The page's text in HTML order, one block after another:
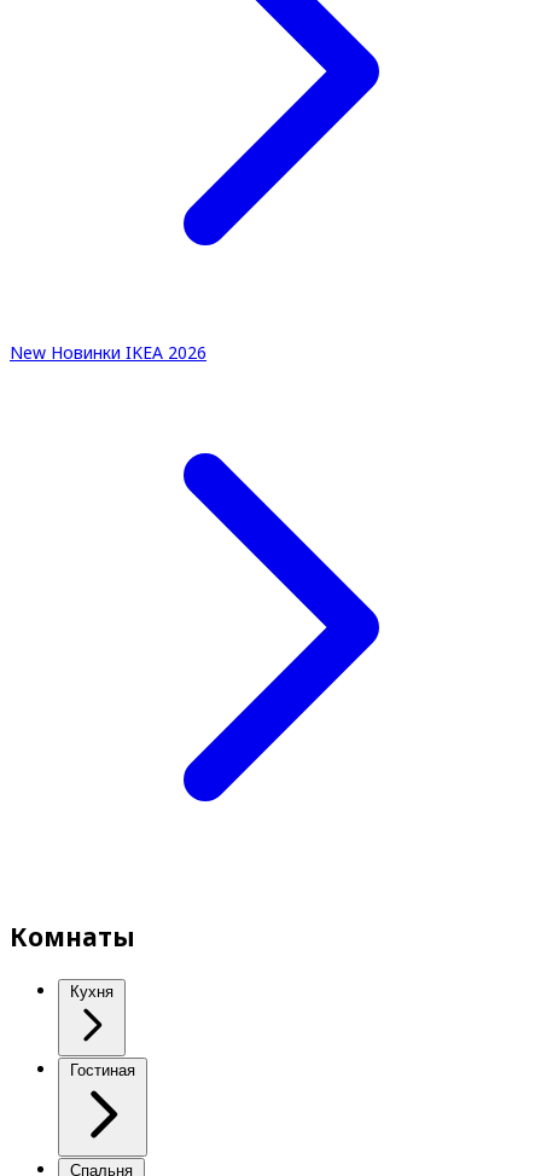
New Новинки IKEA 2026
Комнаты
Кухня
Гостиная
Спальня